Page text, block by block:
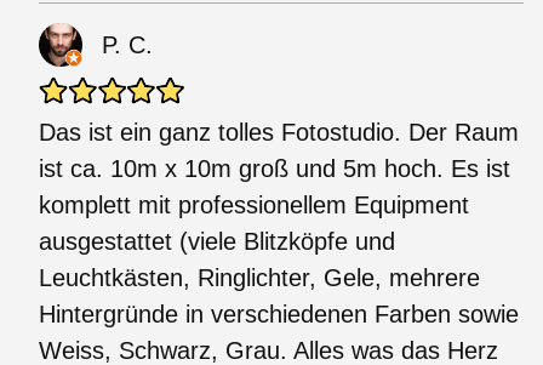
P. C.
Das ist ein ganz tolles Fotostudio. Der Raum
ist ca. 10m x 10m groß und 5m hoch. Es ist
komplett mit professionellem Equipment
ausgestattet (viele Blitzköpfe und
Leuchtkästen, Ringlichter, Gele, mehrere
Hintergründe in verschiedenen Farben sowie
Weiss, Schwarz, Grau. Alles was das Herz